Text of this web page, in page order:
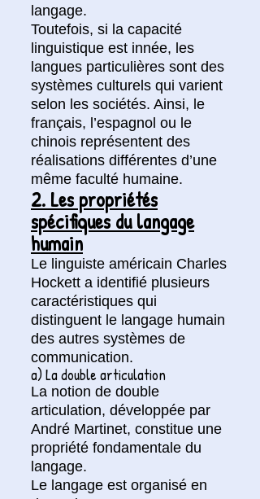
langage.
Toutefois, si la capacité
linguistique est innée, les
langues particulières sont des
systèmes culturels qui varient
selon les sociétés. Ainsi, le
français, l’espagnol ou le
chinois représentent des
réalisations différentes d’une
même faculté humaine.
2. Les propriétés
spécifiques du langage
humain
Le linguiste américain Charles
Hockett a identifié plusieurs
caractéristiques qui
distinguent le langage humain
des autres systèmes de
communication.
a) La double articulation
La notion de double
articulation, développée par
André Martinet, constitue une
propriété fondamentale du
langage.
Le langage est organisé en